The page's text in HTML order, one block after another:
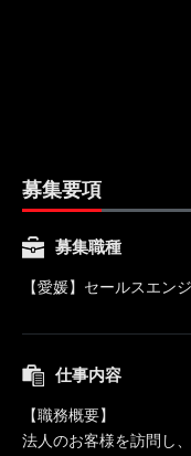
募集要項
募集職種
【愛媛】セールスエ
仕事内容
【職務概要】
法人のお客様を訪問し